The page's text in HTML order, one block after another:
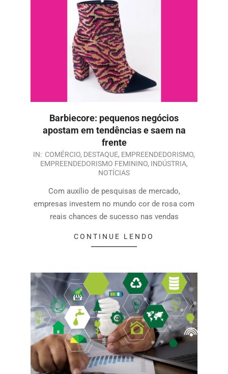
Barbiecore: pequenos negócios
apostam em tendências e saem na
frente
IN: COMÉRCIO, DESTAQUE, EMPREENDEDORISMO,
EMPREENDEDORISMO FEMININO, INDÚSTRIA,
NOTÍCIAS
Com auxílio de pesquisas de mercado,
empresas investem no mundo cor de rosa com
reais chances de sucesso nas vendas
CONTINUE LENDO